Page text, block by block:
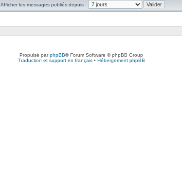
Afficher les messages publiés depuis :
Propulsé parphpBB® Forum Software © phpBB Group
Traduction et support en français• Hébergement phpBB